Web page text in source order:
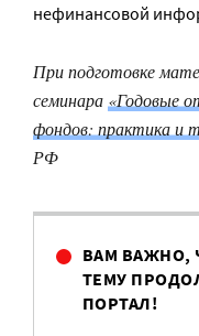
нефинансовой
При подготовке
семинара «Годовые
фондов: практика и
РФ
ВАМ ВАЖНО,
ТЕМУ
ПОРТАЛ!